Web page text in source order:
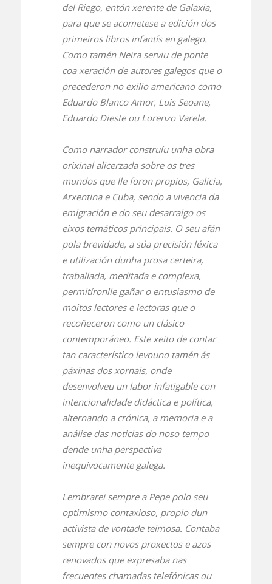
del Riego, entón xerente de Galaxia,
para que se acometese a edición dos
primeiros libros infantís en galego.
Como tamén Neira serviu de ponte
coa xeración de autores galegos que o
precederon no exilio americano como
Eduardo Blanco Amor, Luis Seoane,
Eduardo Dieste ou Lorenzo Varela.
Como narrador construíu unha obra
orixinal alicerzada sobre os tres
mundos que lle foron propios, Galicia,
Arxentina e Cuba, sendo a vivencia da
emigración e do seu desarraigo os
eixos temáticos principais. O seu afán
pola brevidade, a súa precisión léxica
e utilización dunha prosa certeira,
traballada, meditada e complexa,
permitíronlle gañar o entusiasmo de
moitos lectores e lectoras que o
recoñeceron como un clásico
contemporáneo. Este xeito de contar
tan característico levouno tamén ás
páxinas dos xornais, onde
desenvolveu un labor infatigable con
intencionalidade didáctica e política,
alternando a crónica, a memoria e a
análise das noticias do noso tempo
dende unha perspectiva
inequivocamente galega.
Lembrarei sempre a Pepe polo seu
optimismo contaxioso, propio dun
activista de vontade teimosa. Contaba
sempre con novos proxectos e azos
renovados que expresaba nas
frecuentes chamadas telefónicas ou